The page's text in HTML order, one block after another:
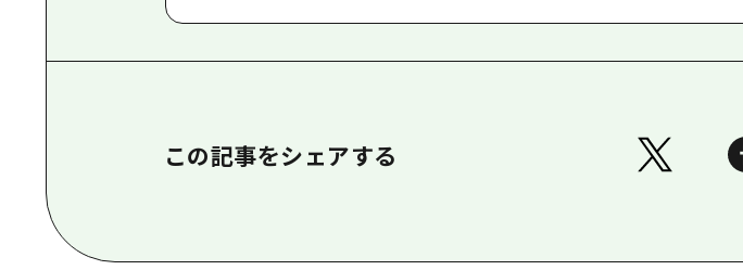
この記事をシェアする